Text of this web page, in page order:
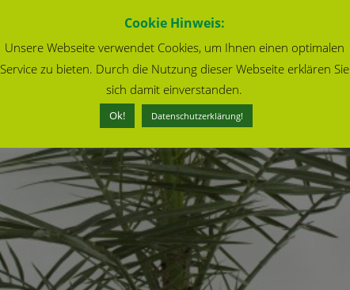
Cookie Hinweis:
Unsere Webseite verwendet Cookies, um Ihnen einen optimalen
Service zu bieten. Durch die Nutzung dieser Webseite erklären Sie
sich damit einverstanden.
Ok! Datenschutzerklärung!